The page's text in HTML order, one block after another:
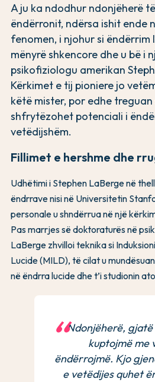
A ju ka ndodhur ndonjëherë
ëndërronit, ndërsa ishit ende
fenomen, i njohur si ëndërrim
mënyrë shkencore dhe u bë i
psikofiziologu amerikan
Kërkimet e tij pioniere jo
këtë mister, por edhe
shfrytëzohet potenciali i
vetëdijshëm.
Fillimet e hershme dhe
Udhëtimi i Stephen LaBerge në
ëndrrave nisi në Universitetin
personale u shndërrua në një
Pas marrjes së doktoraturës në
LaBerge zhvilloi teknika si
Lucide (MILD), të cilat u
në ëndrra lucide dhe t’i studionin
Ndonjëherë,
kuptojmë me
ëndërrojmë. Kjo
e vetëdijes quhet